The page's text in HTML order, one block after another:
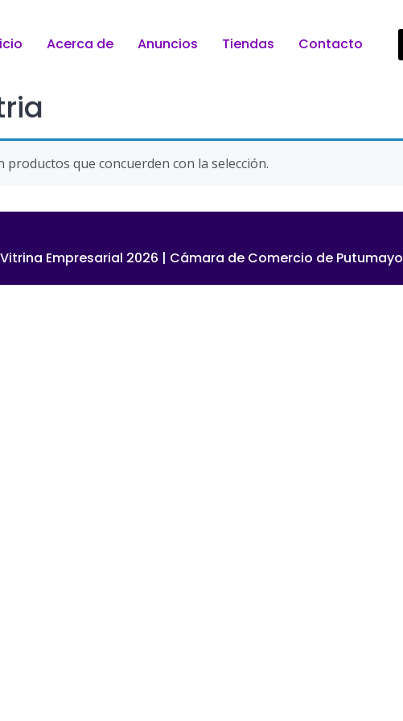
Acerca de Anuncios Tiendas Contacto
que concuerden con la selección.
Vitrina Empresarial 2026 | Cámara de Comercio de Putumayo